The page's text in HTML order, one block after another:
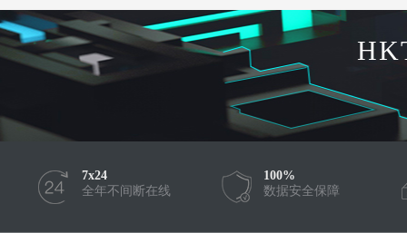
7x24
全年不间断在线
100%
数据安全保障